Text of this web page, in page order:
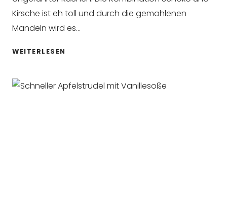
Kirsche ist eh toll und durch die gemahlenen
Mandeln wird es…
WEITERLESEN
RÜHRKUCHEN